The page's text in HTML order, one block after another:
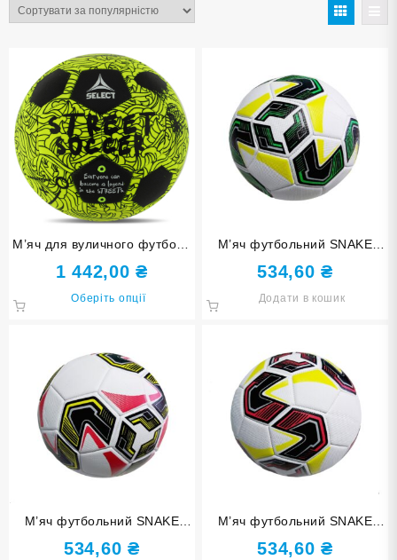
популярністю
М’яч для вуличного футболу
SELECT STREET SOCCER
V24 STREET-YBK №4,5
1 442,00₴
Оберіть опції
Параметри
можна
вибрати
на
М’яч футбольний SNAKE
FT23-20-З
534,60₴
Додати в кошик
М’яч футбольний SNAKE
FT23-20-К
534,60 ₴
М’яч футбольний SNAKE
FT23-20-Ж
534,60₴